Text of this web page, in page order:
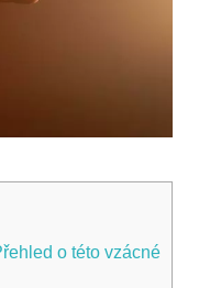
o této vzácné